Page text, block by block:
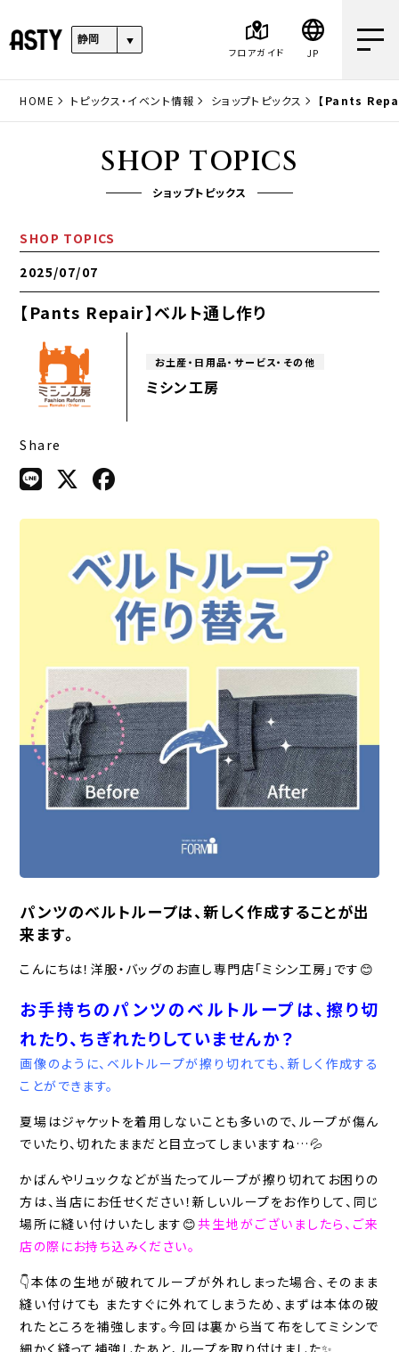
フロアガイド JP
HOME トピックス・イベント情報 ショップトピックス 【Pants
SHOP TOPICS
ショップトピックス
SHOP TOPICS
2025/07/07
【Pants Repair】ベルト通し作り
お土産・日用品・サービス・その他
ミシン工房
Share
パンツのベルトループは、新しく作成することが出
来ます。
こんにちは！洋服・バッグのお直し専門店「ミシン工房」です😊
お手持ちのパンツのベルトループは、擦り切
れたり、ちぎれたりしていませんか？
画像のように、ベルトループが擦り切れても、新しく作成する
ことができます。
夏場はジャケットを着用しないことも多いので、ループが傷ん
でいたり、切れたままだと目立ってしまいますね…💦
かばんやリュックなどが当たってループが擦り切れてお困りの
方は、当店にお任せください！新しいループをお作りして、同じ
場所に縫い付けいたします😊共生地がございましたら、ご来
店の際にお持ち込みください。
👇本体の生地が破れてループが外れしまった場合、そのまま
縫い付けても またすぐに外れてしまうため、まずは本体の破
れたところを補強します。今回は裏から当て布をしてミシンで
細かく縫って補強したあと、ループを取り付けました✨